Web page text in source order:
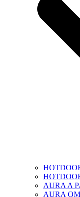
AURA A
AURA